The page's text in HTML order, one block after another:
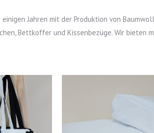
Jahren mit der Produktion von
Bettkoffer und Kissenbezüge. Wir bieten